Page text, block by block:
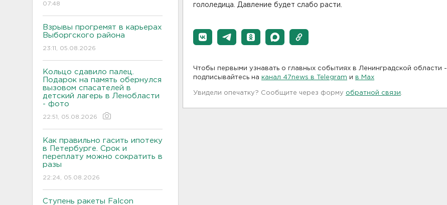
07:48
Взрывы прогремят в карьерах
Выборгского района
23:11, 05.08.2026
Кольцо сдавило палец.
Подарок на память обернулся
вызовом спасателей в
детский лагерь в Ленобласти
- фото
22:51, 05.08.2026
Как правильно гасить ипотеку
в Петербурге. Срок и
переплату можно сократить в
разы
22:24, 05.08.2026
Ступень ракеты Falcon
гололедица. Давление будет слабо расти.
Чтобы первыми узнавать о главных событиях в Ленинградской области -
подписывайтесь на канал 47news в Telegram и в Maх
Увидели опечатку? Сообщите через форму обратной связи